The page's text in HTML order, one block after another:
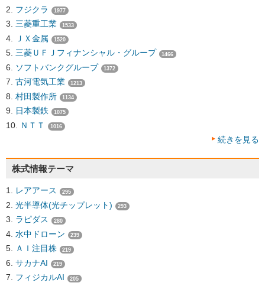
フジクラ 1977
三菱重工業 1533
ＪＸ金属 1520
三菱ＵＦＪフィナンシャル・グループ 1466
ソフトバンクグループ 1372
古河電気工業 1213
村田製作所 1134
日本製鉄 1075
ＮＴＴ 1016
続きを見る
株式情報テーマ
レアアース 295
光半導体(光チップレット) 293
ラピダス 280
水中ドローン 239
ＡＩ注目株 219
サカナAI 219
フィジカルAI 205